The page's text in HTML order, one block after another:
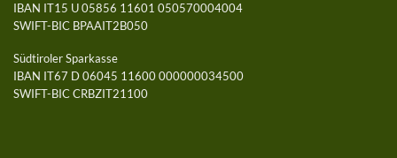
IBAN IT15 U 05856 11601 050570004004
SWIFT-BIC BPAAIT2B050
Südtiroler Sparkasse
IBAN IT67 D 06045 11600 000000034500
SWIFT-BIC CRBZIT21100